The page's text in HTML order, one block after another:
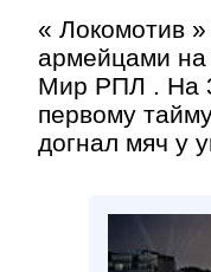
« Локомотив »
армейцами на
Мир РПЛ . На
первому
догнал мяч у
Контакт»